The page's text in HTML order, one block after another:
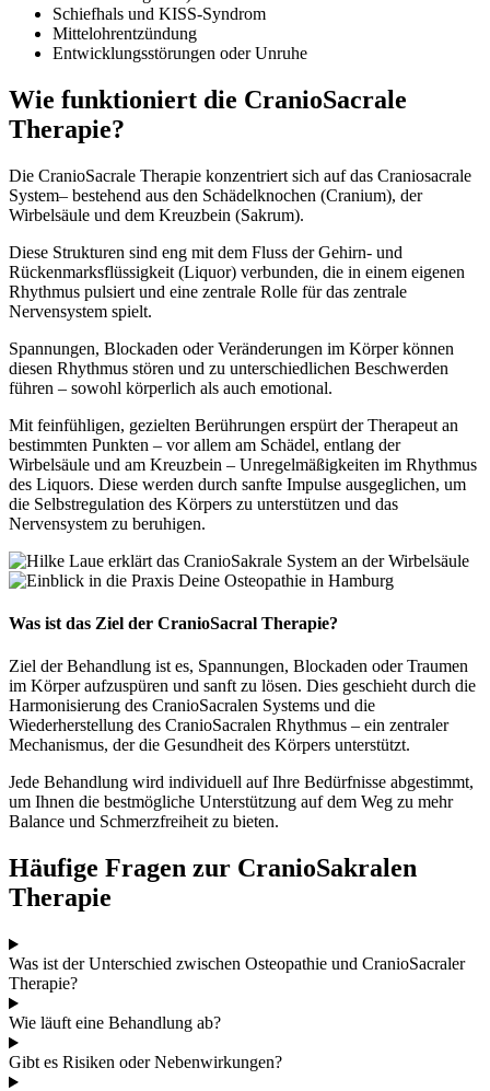
Schiefhals und KISS-Syndrom
Mittelohrentzündung
Entwicklungsstörungen oder Unruhe
Wie funktioniert die CranioSacrale
Therapie?
Die CranioSacrale Therapie konzentriert sich auf das Craniosacrale
System– bestehend aus den Schädelknochen (Cranium), der
Wirbelsäule und dem Kreuzbein (Sakrum).
Diese Strukturen sind eng mit dem Fluss der Gehirn- und
Rückenmarksflüssigkeit (Liquor) verbunden, die in einem eigenen
Rhythmus pulsiert und eine zentrale Rolle für das zentrale
Nervensystem spielt.
Spannungen, Blockaden oder Veränderungen im Körper können
diesen Rhythmus stören und zu unterschiedlichen Beschwerden
führen – sowohl körperlich als auch emotional.
Mit feinfühligen, gezielten Berührungen erspürt der Therapeut an
bestimmten Punkten – vor allem am Schädel, entlang der
Wirbelsäule und am Kreuzbein – Unregelmäßigkeiten im Rhythmus
des Liquors. Diese werden durch sanfte Impulse ausgeglichen, um
die Selbstregulation des Körpers zu unterstützen und das
Nervensystem zu beruhigen.
Was ist das Ziel der CranioSacral Therapie?
Ziel der Behandlung ist es, Spannungen, Blockaden oder Traumen
im Körper aufzuspüren und sanft zu lösen. Dies geschieht durch die
Harmonisierung des CranioSacralen Systems und die
Wiederherstellung des CranioSacralen Rhythmus – ein zentraler
Mechanismus, der die Gesundheit des Körpers unterstützt.
Jede Behandlung wird individuell auf Ihre Bedürfnisse abgestimmt,
um Ihnen die bestmögliche Unterstützung auf dem Weg zu mehr
Balance und Schmerzfreiheit zu bieten.
Häufige Fragen zur CranioSakralen
Therapie
Was ist der Unterschied zwischen Osteopathie und CranioSacraler
Therapie?
Wie läuft eine Behandlung ab?
Gibt es Risiken oder Nebenwirkungen?